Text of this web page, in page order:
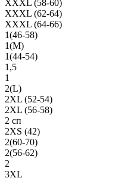
XXXL (58-60)
XXXL (62-64)
XXXL (64-66)
1(46-58)
1(М)
1(44-54)
1,5
1
2(L)
2XL (52-54)
2XL (56-58)
2 сп
2XS (42)
2(60-70)
2(56-62)
2
3XL